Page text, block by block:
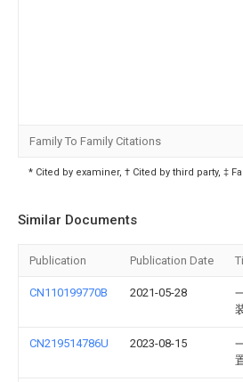
Family To Family Citations
* Cited by examiner, † Cited by third party, ‡
Similar Documents
Publication Publication Date
CN110199770B 2021-05-28
CN219514786U 2023-08-15